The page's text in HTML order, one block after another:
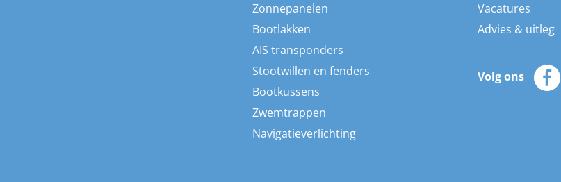
Zonnepanelen
Bootlakken
AIS transponders
Stootwillen en fenders
Bootkussens
Zwemtrappen
Navigatieverlichting
Vacatures
Advies & uitleg
Volg ons